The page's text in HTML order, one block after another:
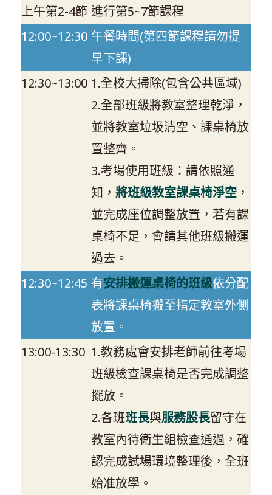
上午第2-4節 進行第5~7節課程
12:00~12:30 午餐時間(第四節課程請勿提
早下課)
12:30~13:00 1.全校大掃除(包含公共區域)
2.全部班級將教室整理乾淨，
並將教室垃圾清空、課桌椅放
置整齊。
3.考場使用班級：請依照通
知，將班級教室課桌椅淨空 ，
並完成座位調整放置，若有課
桌椅不足，會請其他班級搬運
過去。
12:30~12:45 有安排搬運桌椅的班級依分配
表將課桌椅搬至指定教室外側
放置。
13:00-13:30 1.教務處會安排老師前往考場
班級檢查課桌椅是否完成調整
擺放。
2.各班班長與服務股長留守在
教室內待衛生組檢查通過，確
認完成試場環境整理後，全班
始准放學。